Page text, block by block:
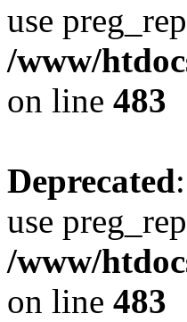
use
/www/
on line 483
Deprecated
use
/www/
on line 483